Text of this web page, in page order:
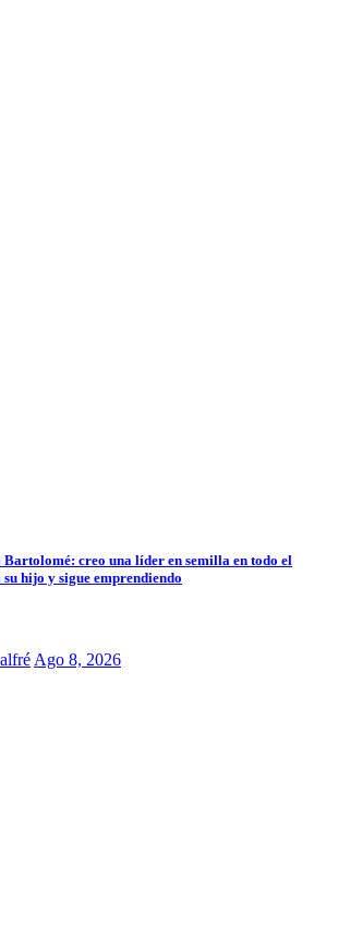
creo una líder en semilla en todo el
hijo y sigue emprendiendo
Ago 8, 2026